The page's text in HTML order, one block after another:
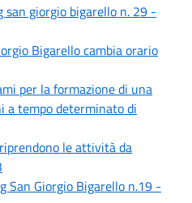
giorgio bigarello n. 29 -
Bigarello cambia orario
per la formazione di una
a tempo determinato di
le attività da
Giorgio Bigarello n.19 -